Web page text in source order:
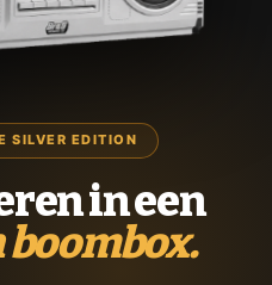
SILVER EDITION
in een